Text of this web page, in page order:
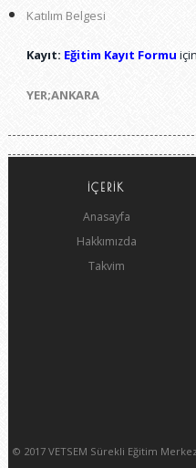
Katılım Belgesi
Kayıt: Eğitim Kayıt Formu
YER;ANKARA
İÇERİK
Anasayfa
Hakkımızda
Takvim
© 2017 VETSEM Sürekli Eğitim